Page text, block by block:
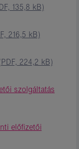
135,8 kB)
216,5 kB)
224,2 kB)
szolgáltatás
előfizetői